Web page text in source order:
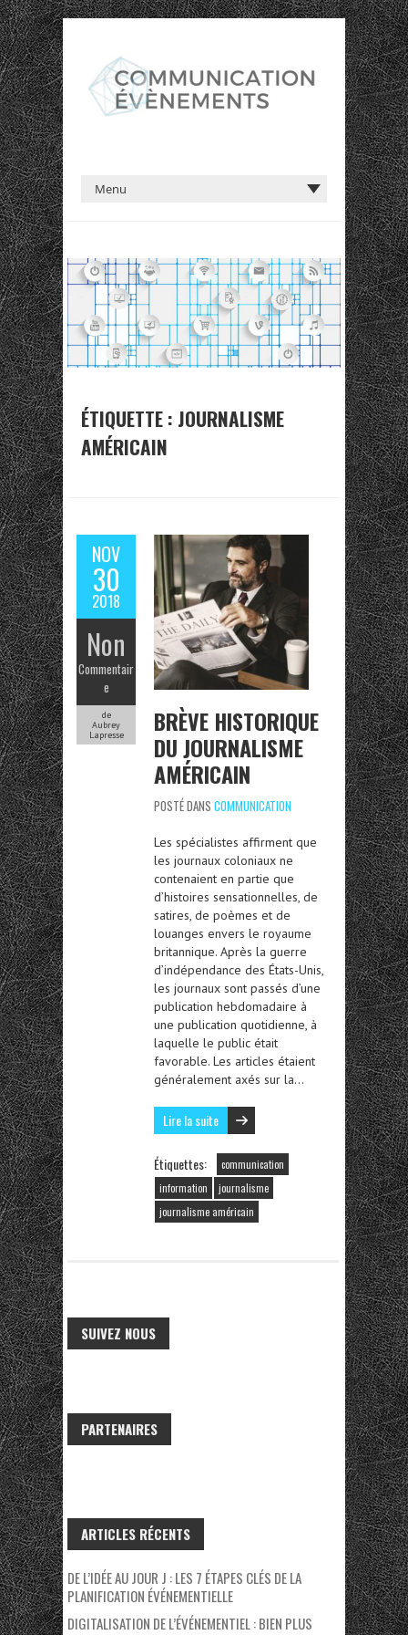
ÉTIQUETTE : JOURNALISME
AMÉRICAIN
NOV
30
2018
Non
Commentair
e
de
Aubrey
Lapresse
BRÈVE HISTORIQUE
DU JOURNALISME
AMÉRICAIN
POSTÉ DANS COMMUNICATION
Les spécialistes affirment que
les journaux coloniaux ne
contenaient en partie que
d’histoires sensationnelles, de
satires, de poèmes et de
louanges envers le royaume
britannique. Après la guerre
d’indépendance des États-Unis,
les journaux sont passés d’une
publication hebdomadaire à
une publication quotidienne, à
laquelle le public était
favorable. Les articles étaient
généralement axés sur la…
Lire la suite
Étiquettes:
communication
information
journalisme
journalisme américain
SUIVEZ NOUS
PARTENAIRES
ARTICLES RÉCENTS
DE L’IDÉE AU JOUR J : LES 7 ÉTAPES CLÉS DE LA
PLANIFICATION ÉVÉNEMENTIELLE
DIGITALISATION DE L’ÉVÉNEMENTIEL : BIEN PLUS